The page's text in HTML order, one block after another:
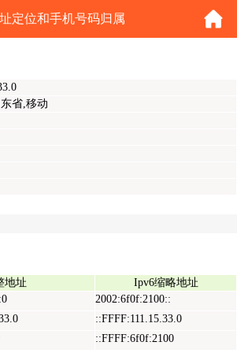
定位和手机号码归属
省,移动
地址 Ipv6缩略地址
2002:6f0f:2100::
::FFFF:111.15.33.0
::FFFF:6f0f:2100